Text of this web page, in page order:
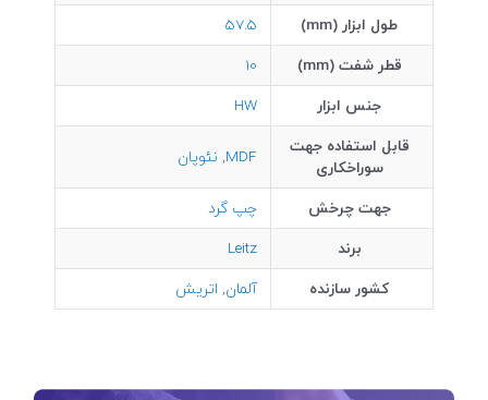
طول ابزار (mm)
57.5
قطر شفت (mm)
10
جنس ابزار
HW
قابل استفاده جهت
سوراخکاری
MDF
, نئوپان
جهت چرخش
چپ گرد
برند
Leitz
کشور سازنده
آلمان, اتریش